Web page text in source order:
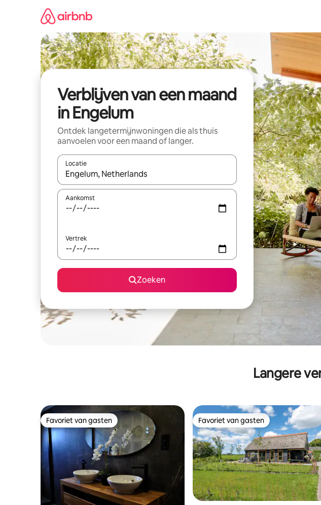
Verblijven van een maand
in Engelum
Ontdek langetermijnwoningen die als thuis
aanvoelen voor een maand of langer.
Locatie
Wanneer er resultaten beschikbaar zijn, maak je een keuze met je de
Aankomst
Vertrek
Zoeken
Langere
Favoriet van gasten
Favoriet van gasten Favoriet van gasten
Favoriet van gasten